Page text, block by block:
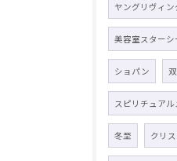
ヤングリヴィン
美容室スターシ
ショパン
スピリチュア
冬至 クリ